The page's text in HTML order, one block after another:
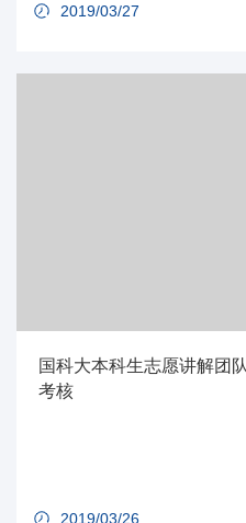
2019/03/27
国科大本科生志愿讲解团
考核
2019/03/26